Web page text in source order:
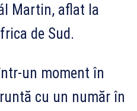
Martin, aflat la
de Sud.
un moment în
cu un număr în